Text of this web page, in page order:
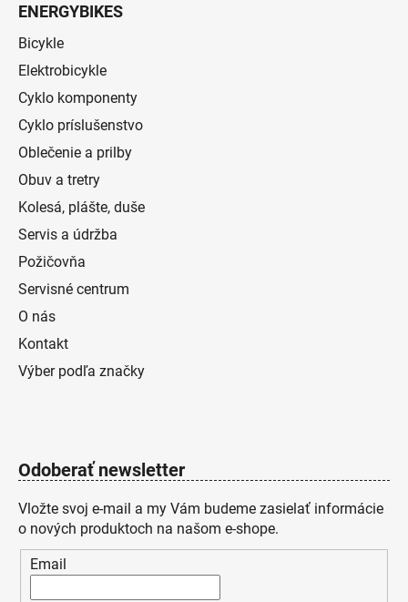
ENERGYBIKES
Bicykle
Elektrobicykle
Cyklo komponenty
Cyklo príslušenstvo
Oblečenie a prilby
Obuv a tretry
Kolesá, plášte, duše
Servis a údržba
Požičovňa
Servisné centrum
O nás
Kontakt
Výber podľa značky
Odoberať newsletter
Vložte svoj e-mail a my Vám budeme zasielať informácie
o nových produktoch na našom e-shope.
Email